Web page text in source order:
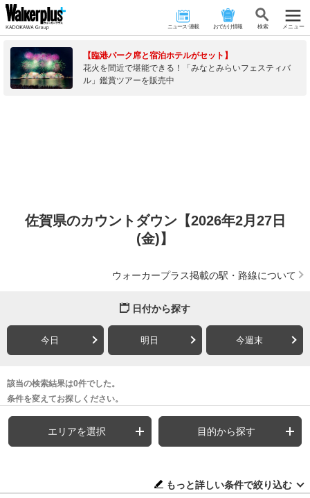
ニュース･連載 おでかけ情報 検 索 メニュー
【臨港パーク席と宿泊ホテルがセット】
花火を間近で堪能できる！「みなとみらいフェスティバ
ル」鑑賞ツアーを販売中
佐賀県のカウントダウン【2026年2月27日
(金)】
ウォーカープラス掲載の駅・路線について
日付から探す
今日 明日 今週末
該当の検索結果は0件でした。
条件を変えてお探しください。
エリアを選択 目的から探す
もっと詳しい条件で絞り込む